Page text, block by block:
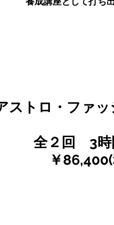
養成講座として打ち
ストロ・ファ
全２回　3
￥86,400(